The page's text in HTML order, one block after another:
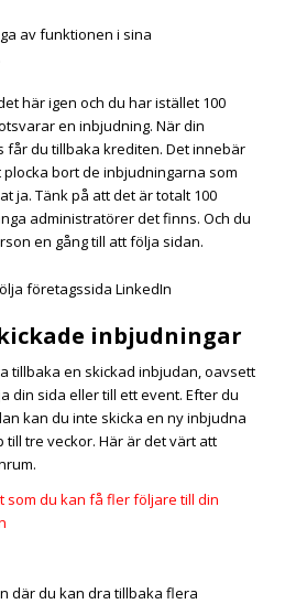
av funktionen i sina
här igen och du har istället 100
en inbjudning. När din
får du tillbaka krediten. Det innebär
bort de inbjudningarna som
ja. Tänk på att det är totalt 100
administratörer det finns. Och du
en gång till att följa sidan.
inbjudningar
tillbaka en skickad inbjudan, oavsett
din sida eller till ett event. Efter du
kan du inte skicka en ny inbjudna
tre veckor. Här är det värt att
som du kan få fler följare till din
där du kan dra tillbaka flera